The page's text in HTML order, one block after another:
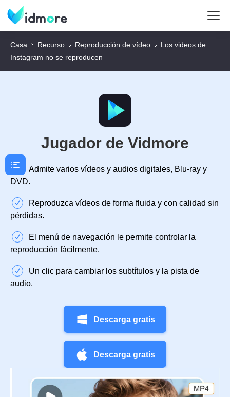
Casa Recurso Reproducción de vídeo
Los videos de
Instagram no se reproducen
Jugador de Vidmore
Admite varios vídeos y audios digitales, Blu-ray y
DVD.
Reproduzca vídeos de forma fluida y con calidad sin
pérdidas.
El menú de navegación le permite controlar la
reproducción fácilmente.
Un clic para cambiar los subtítulos y la pista de
audio.
Descarga gratis
Descarga gratis